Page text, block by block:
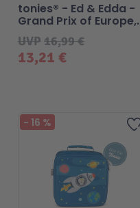
13,21 €
UVP16,99 €
tonies® - Ed & Edda -
Grand Prix of Europe,
Spielfigur
- 16 %
Beliebt